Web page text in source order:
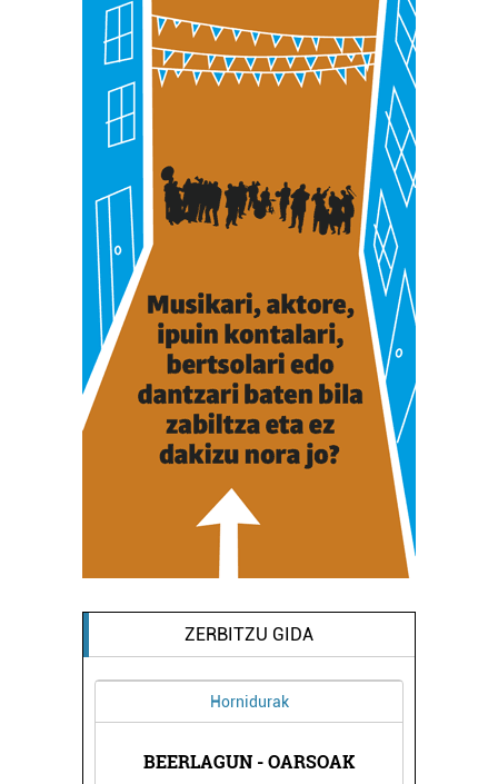
ZERBITZU GIDA
Hornidurak
BEERLAGUN - OARSOAK